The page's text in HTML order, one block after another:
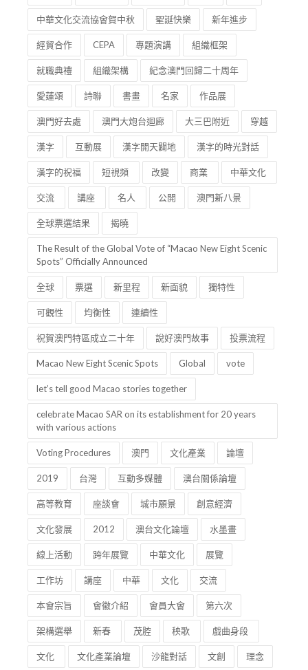
中華文化交流協會賀中秋 聖誕快樂 新年進步
經貿合作 CEPA 專題演講 組織框架
就職典禮 組織架構 紀念澳門回歸二十周年
愛蓮頌 詩聯 書畫 名家 作品展
澳門好去處 澳門大炮台迴廊 大三巴附近 穿越
漢字 互動展 漢字開天闢地 漢字的時光對話
漢字的祝福 短視頻 改變 商業 中華文化
交流 講座 名人 公開 澳門新八景
全球票選結果 揭曉
The Result of the Global Vote of “Macao New Eight Scenic
Spots” Officially Announced
全球 票選 新里程 新面貌 獨特性
可觀性 均衡性 連續性
祝賀澳門特區成立二十年 說好澳門故事 投票流程
Macao New Eight Scenic Spots Global vote
let’s tell good Macao stories together
celebrate Macao SAR on its establishment for 20 years
with various actions
Voting Procedures 澳門 文化產業 論壇
2019 台灣 互動多媒體 澳台關係論壇
高等教育 座談會 城市願景 創意經濟
文化發展 2012 澳台文化論壇 水墨畫
線上活動 跨年展覽 中華文化 展覽
工作坊 講座 中華 文化 交流
本會宗旨 會徽介紹 會員大會 第六次
架構選舉 新春 茂腔 秧歌 戲曲身段
文化 文化產業論壇 沙龍對話 文創 理念